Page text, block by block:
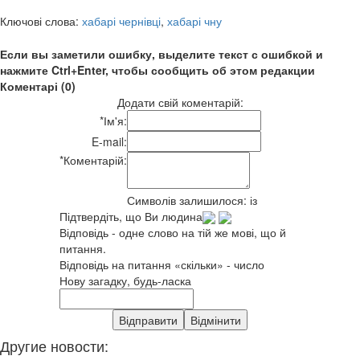
Ключові слова: хабарі чернівці, хабарі чну
Если вы заметили ошибку, выделите текст с ошибкой и
нажмите Ctrl+Enter, чтобы сообщить об этом редакции
Коментарі (0)
Додати свій коментарій:
*Ім'я:
E-mail:
*Коментарій:
Символів залишилося: із
Підтвердіть, що Ви людина
Відповідь - одне слово на тій же мові, що й
питання.
Відповідь на питання «скільки» - число
Нову загадку, будь-ласка
Другие новости: